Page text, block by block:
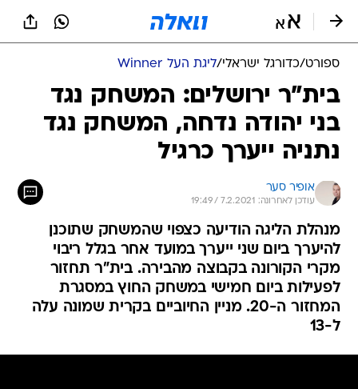
ספורט/כדורגל ישראלי/ליגת העל Winner
בית"ר ירושלים: המשחק נגד
בני יהודה נדחה, המשחק נגד
נתניה ייערך כרגיל
אופיר סער
עודכן לאחרונה: 7.2.2021 / 19:49
מנהלת הליגה הודיעה כצפוי שהמשחק שתוכנן
להיערך ביום שני ייערך במועד אחר בגלל ריבוי
מקרי הקורונה בקבוצה מהבירה. בית"ר תחזור
לפעילות ביום חמישי במשחק החוץ במסגרת
המחזור ה-20. מניין החיוביים בקרית שמונה עלה
ל-13